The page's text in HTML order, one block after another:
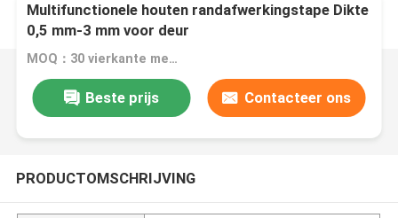
Multifunctionele houten randafwerkingstape Dikte
0,5 mm-3 mm voor deur
MOQ：30 vierkante meter
Beste prijs Contacteer ons
PRODUCTOMSCHRIJVING